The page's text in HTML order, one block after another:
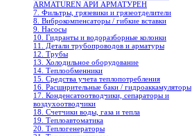
ARMATUREN АРИ АРМАТУРЕН
7. Фильтры, грязевики и грязеотделители
8. Виброкомпенсаторы / гибкие вставки
9. Насосы
10. Гидранты и водоразборные колонки
11. Детали трубопроводов и арматуры
12. Трубы
13. Холодильное oборудование
14. Теплообменники
15. Средства учета теплопотребления
16. Расширительные баки / гидроаккамуляторы
17. Конденсатоотводчики, сепараторы и
воздухоотводчики
18. Счетчики воды, газа и тепла
19. Теплоавтоматика
20. Теплогенераторы